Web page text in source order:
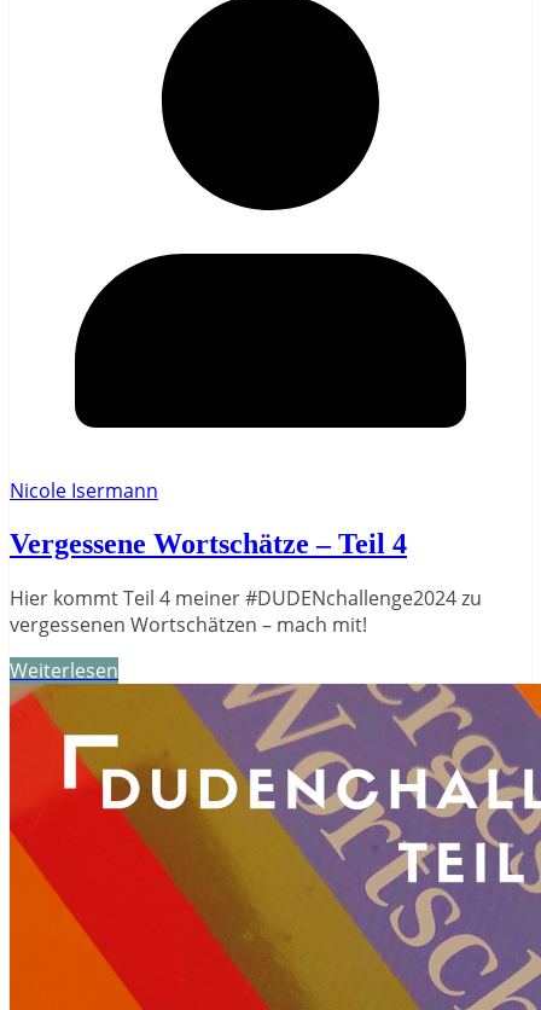
Nicole Isermann
Vergessene Wortschätze – Teil 4
Hier kommt Teil 4 meiner #DUDENchallenge2024 zu
vergessenen Wortschätzen – mach mit!
Weiterlesen